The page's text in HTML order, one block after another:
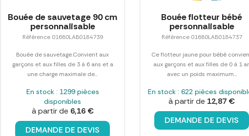
Bouée de sauvetage 90 cm
personnalisable
Référence 01680LAB0184739
Bouée de sauvetage.Convient aux
garçons et aux filles de 3 à 6 ans et a
une charge maximale de...
En stock : 1299 pièces
disponibles
à partir de 6,16 €
DEMANDE DE DEVIS
Bouée flotteur bébé
personnalisable
Référence 01680LAB0184737
Ce flotteur jaune pour bébé
aux garçons et aux filles de 0 à 1
avec un poids maximum...
En stock : 622 pièces
à partir de 12,87 €
DEMANDE DE DEVIS